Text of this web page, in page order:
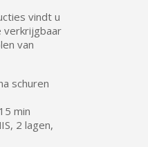
vindt u
verkrijgbaar
van
schuren
min
2 lagen,